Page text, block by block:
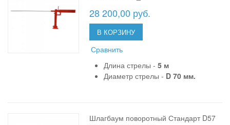
28 200,00 руб.
В КОРЗИНУ
Сравнить
Длина стрелы -5 м
Диаметр стрелы - D 70 мм.
Шлагбаум поворотный Стандарт D57